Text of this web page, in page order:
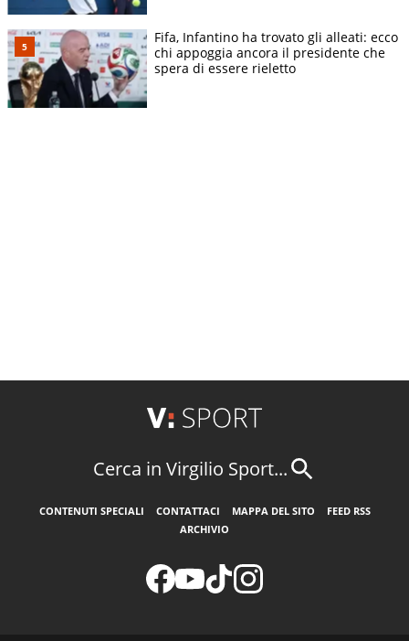
Fifa, Infantino ha trovato gli alleati: ecco
chi appoggia ancora il presidente che
spera di essere rieletto
Cerca in Virgilio Sport...
CONTENUTI SPECIALI CONTATTACI MAPPA DEL SITO
FEED RSS
ARCHIVIO